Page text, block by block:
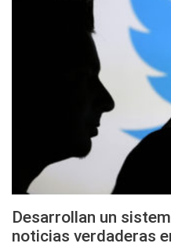
Desarrollan un
noticias verdaderas